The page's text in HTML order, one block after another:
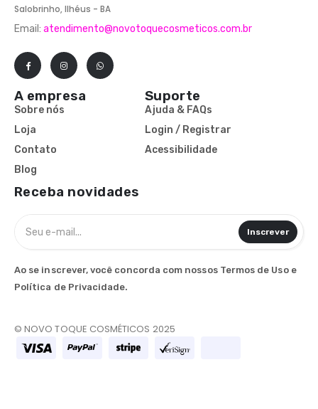
Salobrinho, Ilhéus - BA
Email: atendimento@novotoquecosmeticos.com.br
A empresa
Sobre nós
Loja
Contato
Blog
Suporte
Ajuda & FAQs
Login / Registrar
Acessibilidade
Receba novidades
Inscrever
Ao se inscrever, você concorda com nossos Termos de Uso e
Política de Privacidade.​
© NOVO TOQUE COSMÉTICOS 2025